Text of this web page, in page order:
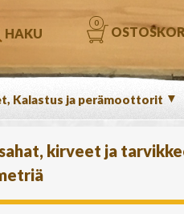
HAKU
0
Kalastus ja perämoottorit ▼
kirveet ja